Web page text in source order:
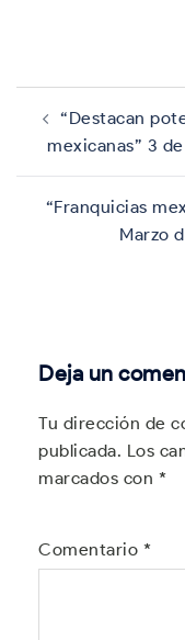
Navegación
de
entradas
“Destacan
mexicanas” 3
“Franquicias
Marzo
Deja un
Tu dirección de
publicada. Los
marcados con *
Comentario *